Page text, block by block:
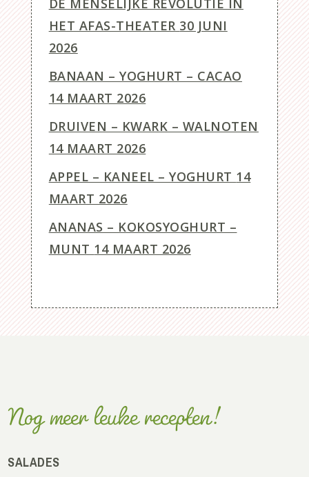
DE MENSELIJKE REVOLUTIE IN
HET AFAS-THEATER 30 JUNI
2026
BANAAN – YOGHURT – CACAO
14 MAART 2026
DRUIVEN – KWARK – WALNOTEN
14 MAART 2026
APPEL – KANEEL – YOGHURT 14
MAART 2026
ANANAS – KOKOSYOGHURT –
MUNT 14 MAART 2026
Nog meer leuke recepten!
SALADES